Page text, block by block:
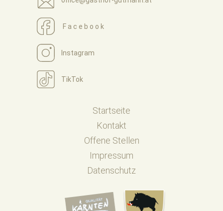
Facebook
Instagram
TikTok
Startseite
Kontakt
Offene Stellen
Impressum
Datenschutz